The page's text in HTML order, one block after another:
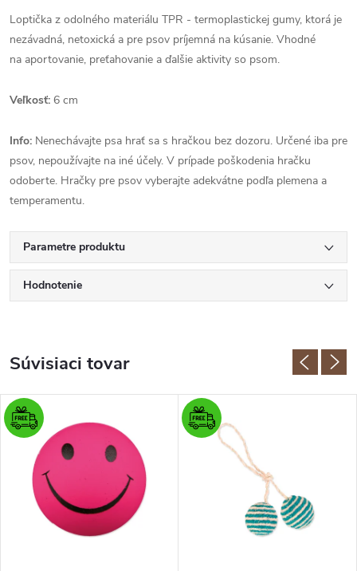
Loptička z odolného materiálu TPR - termoplastickej gumy, ktorá je
nezávadná, netoxická a pre psov príjemná na kúsanie. Vhodné
na aportovanie, preťahovanie a ďalšie aktivity so psom.
Veľkosť: 6 cm
Info: Nenechávajte psa hrať sa s hračkou bez dozoru. Určené iba pre
psov, nepoužívajte na iné účely. V prípade poškodenia hračku
odoberte. Hračky pre psov vyberajte adekvátne podľa plemena a
temperamentu.
Parametre produktu
Hodnotenie
Súvisiaci tovar